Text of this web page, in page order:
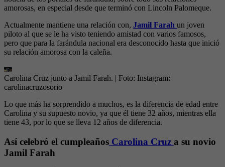
amorosas, en especial desde que terminó con Lincoln Palomeque.
Actualmente mantiene una relación con, Jamil Farah un joven
piloto al que se le ha visto teniendo amistad con varios famosos,
pero que para la farándula nacional era desconocido hasta que inició
su relación amorosa con la caleña.
Carolina Cruz junto a Jamil Farah. | Foto: Instagram:
carolinacruzosorio
Lo que más ha sorprendido a muchos, es la diferencia de edad entre
Carolina y su supuesto novio, ya que él tiene 32 años, mientras ella
tiene 43, por lo que se lleva 12 años de diferencia.
Así celebró el cumpleaños Carolina Cruz a su novio
Jamil Farah